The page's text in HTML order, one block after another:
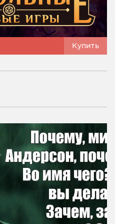
Купить